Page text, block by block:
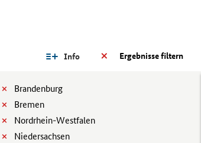
Ergebnisse filtern
Info
Brandenburg
Bremen
Nordrhein-Westfalen
Niedersachsen